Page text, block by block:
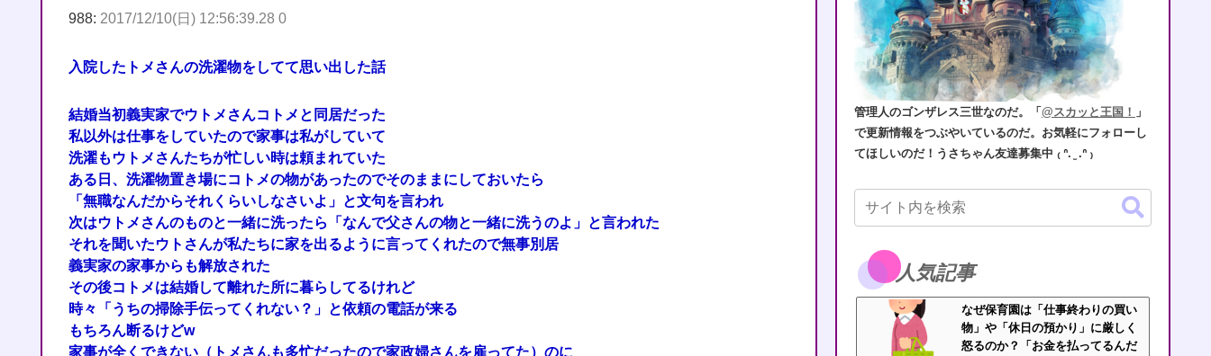
988: 2017/12/10(日) 12:56:39.28 0
入院したトメさんの洗濯物をしてて思い出した話
結婚当初義実家でウトメさんコトメと同居だった
私以外は仕事をしていたので家事は私がしていて
洗濯もウトメさんたちが忙しい時は頼まれていた
ある日、洗濯物置き場にコトメの物があったのでそのままにしておいたら
「無職なんだからそれくらいしなさいよ」と文句を言われ
次はウトメさんのものと一緒に洗ったら「なんで父さんの物と一緒に洗うのよ」と言われた
それを聞いたウトさんが私たちに家を出るように言ってくれたので無事別居
義実家の家事からも解放された
その後コトメは結婚して離れた所に暮らしてるけれど
時々「うちの掃除手伝ってくれない？」と依頼の電話が来る
もちろん断るけどw
家事が全くできない（トメさんも多忙だったので家政婦さんを雇ってた）のに
管理人のゴンザレス三世なのだ。「@スカッと王国！ 」
で更新情報をつぶやいているのだ。お気軽にフォローし
てほしいのだ！うさちゃん友達募集中 ₍ ᐢ. ̫ .ᐢ ₎
人気記事
なぜ保育園は「仕事終わりの買い
物」や「休日の預かり」に厳しく
怒るのか？「お金を払ってるんだ